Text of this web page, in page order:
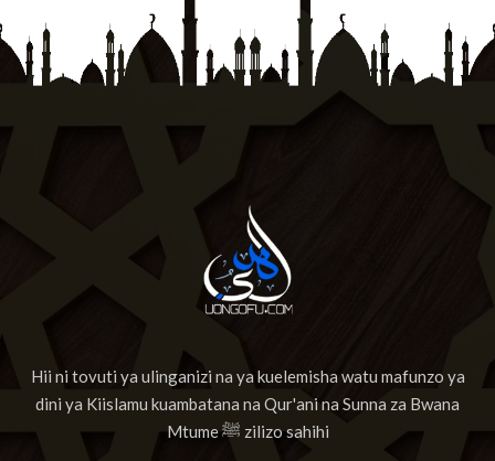
Hii ni tovuti ya ulinganizi na ya kuelemisha watu mafunzo ya
dini ya Kiislamu kuambatana na Qur'ani na Sunna za Bwana
Mtume ﷺ zilizo sahihi